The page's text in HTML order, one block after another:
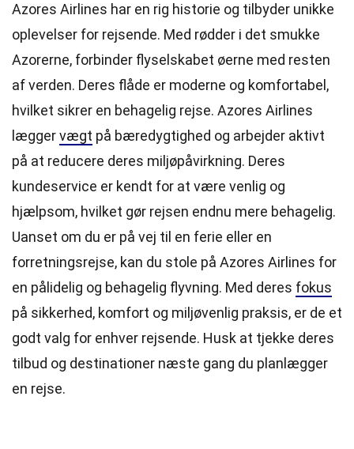
Azores Airlines har en rig historie og tilbyder unikke
oplevelser for rejsende. Med rødder i det smukke
Azorerne, forbinder flyselskabet øerne med resten
af verden. Deres flåde er moderne og komfortabel,
hvilket sikrer en behagelig rejse. Azores Airlines
læggervægt på bæredygtighed og arbejder aktivt
på at reducere deres miljøpåvirkning. Deres
kundeservice er kendt for at være venlig og
hjælpsom, hvilket gør rejsen endnu mere behagelig.
Uanset om du er på vej til en ferie eller en
forretningsrejse, kan du stole på Azores Airlines for
en pålidelig og behagelig flyvning. Med deres fokus
på sikkerhed, komfort og miljøvenlig praksis, er de et
godt valg for enhver rejsende. Husk at tjekke deres
tilbud og destinationer næste gang du planlægger
en rejse.